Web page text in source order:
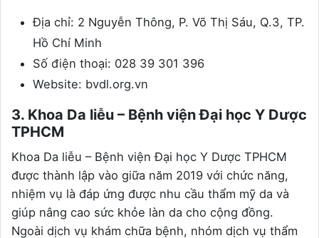
Địa chỉ: 2 Nguyễn Thông, P. Võ Thị Sáu, Q.3, TP.
Hồ Chí Minh
Số điện thoại: 028 39 301 396
Website: bvdl.org.vn
3. Khoa Da liễu – Bệnh viện Đại học Y Dược
TPHCM
Khoa Da liễu – Bệnh viện Đại học Y Dược TPHCM
được thành lập vào giữa năm 2019 với chức năng,
nhiệm vụ là đáp ứng được nhu cầu thẩm mỹ da và
giúp nâng cao sức khỏe làn da cho cộng đồng.
Ngoài dịch vụ khám chữa bệnh, nhóm dịch vụ thẩm